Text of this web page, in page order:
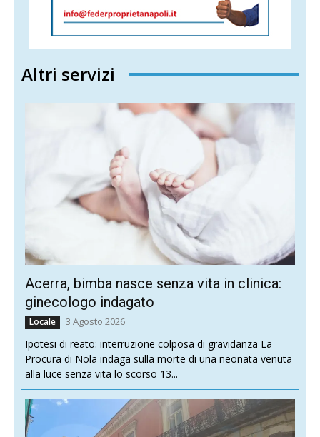
Altri servizi
Acerra, bimba nasce senza vita in clinica:
ginecologo indagato
Locale 3 Agosto 2026
Ipotesi di reato: interruzione colposa di gravidanza La
Procura di Nola indaga sulla morte di una neonata venuta
alla luce senza vita lo scorso 13...